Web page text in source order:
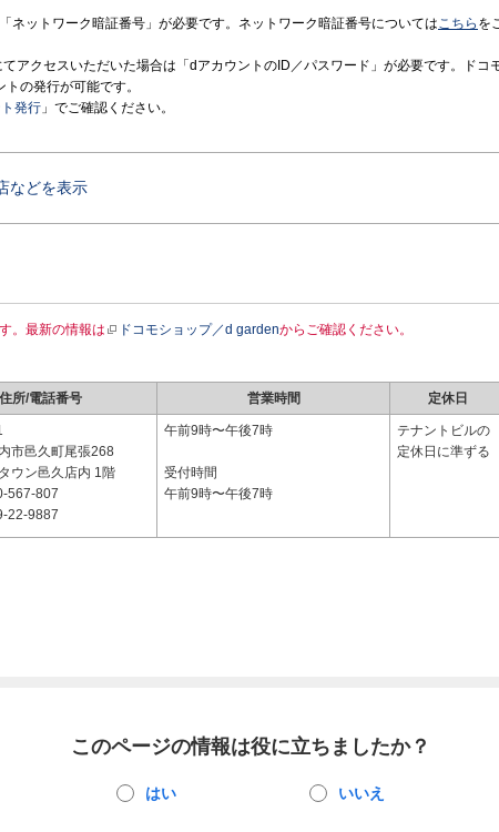
ネットワーク暗証番号」が必要です。ネットワーク暗証番号についてはこちら を
アクセスいただいた場合は「dアカウントのID／パスワード」が必要です。ドコ
の発行が可能です。
発行 」でご確認ください。
などを表示
。最新の情報は ドコモショップ／d gardenからご確認ください。
住所/電話番号 営業時間 定休日
市邑久町尾張268
ウン邑久店内 1階
567-807
22-9887
午前9時〜午後7時
受付時間
午前9時〜午後7時
テナントビルの
定休日に準ずる
このページの情報は役に立ちましたか？
はい いいえ